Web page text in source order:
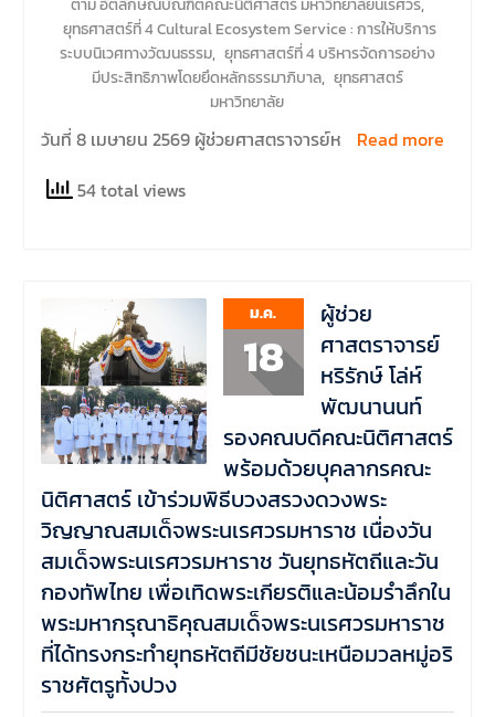
ตาม อัตลักษณ์บัณฑิตคณะนิติศาสตร์ มหาวิทยาลัยนเรศวร,
ยุทธศาสตร์ที่ 4 Cultural Ecosystem Service : การให้บริการ
ระบบนิเวศทางวัฒนธรรม, ยุทธศาสตร์ที่ 4 บริหารจัดการอย่าง
มีประสิทธิภาพโดยยึดหลักธรรมาภิบาล, ยุทธศาสตร์
มหาวิทยาลัย
วันที่ 8 เมษายน 2569 ผู้ช่วยศาสตราจารย์ห
Read more
54 total views
ม.ค.
18
ผู้ช่วย
ศาสตราจารย์
หริรักษ์ โล่ห์
พัฒนานนท์
รองคณบดีคณะนิติศาสตร์
พร้อมด้วยบุคลากรคณะ
นิติศาสตร์ เข้าร่วมพิธีบวงสรวงดวงพระ
วิญญาณสมเด็จพระนเรศวรมหาราช เนื่องวัน
สมเด็จพระนเรศวรมหาราช วันยุทธหัตถีและวัน
กองทัพไทย เพื่อเทิดพระเกียรติและน้อมรำลึกใน
พระมหากรุณาธิคุณสมเด็จพระนเรศวรมหาราช
ที่ได้ทรงกระทำยุทธหัตถีมีชัยชนะเหนือมวลหมู่อริ
ราชศัตรูทั้งปวง